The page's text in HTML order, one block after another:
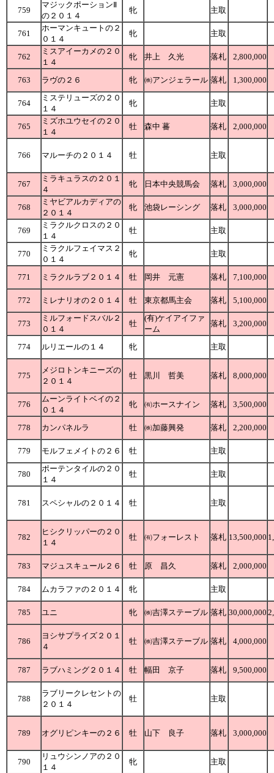
759
マジックポーションⅡ
の２０１４
牝 主取
761
ホーマンキュートの２
０１４
牝 主取
762
ミスアイーカメの２０
１４
牝 井上 久光 落札 2,800,000
763 ラヴの２６ 牝 ㈱アンジェラール 落札 1,300,000
764
ミステリューズの２０
１４
牝 主取
765
ミズホユウセイの２０
１４
牡 森中 蕃 落札 2,000,000
766 マルーチの２０１４ 牡 主取
767
ミラキュラスの２０１
４
牝 日本中央競馬会 落札 3,000,000
768
ミヤビアルカディアの
２０１４
牝 池袋レーシング 落札 3,000,000
769
ミラクルクロスの２０
１４
牡 主取
770
ミラクルフェイマス２
０１４
牝 主取
771 ミラクルラブ２０１４ 牡 岡井 元憲 落札 7,100,000
772 ミレナリオの２０１４ 牡 東京都馬主会 落札 5,100,000
773
ミルフォードスバル２
０１４
牡
(有)ケイアイファ
ーム
落札 3,200,000
774 ルリエールの１４ 牝 主取
775
メジロトンキニーズの
２０１４
牡 黒川 哲美 落札 8,000,000
776
ムーンライトベイの２
０１４
牝 ㈲ホースナイン 落札 3,500,000
778 カンパネルラ 牡 ㈱加藤興発 落札 2,200,000
779 モルフェメイトの２６ 牡 主取
780
ポーテンタイルの２０
１４
牡 主取
781 スペシャルの２０１４ 牡 主取
782
ヒシクリッパーの２０
１４
牡 ㈲フォーレスト 落札 13,500,000
783 マジュスキュール２６ 牡 原 昌久 落札 2,000,000
784 ムカラファの２０１４ 牝 主取
785 ユニ 牝 ㈱吉澤ステーブル 落札 30,000,000
786
ヨシサプライズ２０１
４
牡 ㈱吉澤ステーブル 落札 4,000,000
787 ラブハミング２０１４ 牡 幅田 京子 落札 9,500,000
788
ラブリークレセントの
２０１４
牡 主取
789 オグリピンキーの２６ 牡 山下 良子 落札 3,000,000
790
リュウシンノアの２０
１４
牝 主取